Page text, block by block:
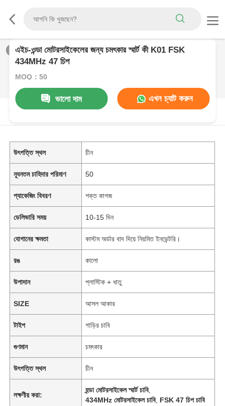
/0
এইচ-ওন্ডা মোটরসাইকেলের জন্য চমৎকার স্মার্ট কী K01 FSK
434MHz 47 চিপ
MOQ：50
ভালো দাম
এখন চ্যাট করুন
পণ্যের বর্ণনা
উৎপত্তি স্থল চীন
ন্যূনতম চাহিদার পরিমাণ 50
প্যাকেজিং বিবরণ শক্ত কাগজ
ডেলিভারি সময় 10-15 দিন
যোগানের ক্ষমতা কাস্টম অর্ডার বাদ দিয়ে নিয়মিত ইনভেন্টরি।
রঙ কালো
উপাদান প্লাস্টিক + ধাতু
SIZE আসল আকার
টাইপ গাড়ির চাবি
গুণমান চমৎকার
উৎপত্তি স্থল চীন
লক্ষণীয় করা:
হন্ডা মোটরসাইকেল স্মার্ট চাবি,
434MHz মোটরসাইকেল চাবি, FSK 47 চিপ চাবি